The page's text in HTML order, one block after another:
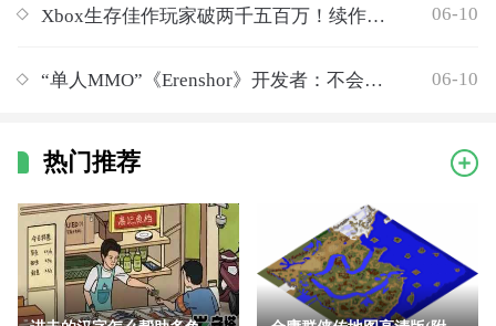
Xbox生存佳作玩家破两千五百万！续作已公布！ 06-10
“单人MMO”《Erenshor》开发者：不会添加多人模式 06-10
热门推荐